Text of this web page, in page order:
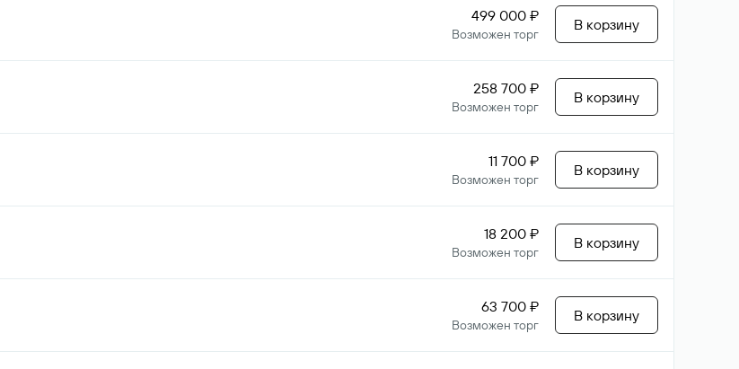
499 000 ₽
Возможен торг
В корзину
258 700 ₽
Возможен торг
В корзину
11 700 ₽
Возможен торг
В корзину
18 200 ₽
Возможен торг
В корзину
63 700 ₽
Возможен торг
В корзину